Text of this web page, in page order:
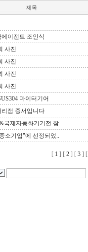
제목
이전트 조인식
사진
사진
사진
사진
마이터기어
점 증서입니다
국제자동화기기전 참..
소기업"에 선정되었..
[ 1 ] [ 2] [ 3]